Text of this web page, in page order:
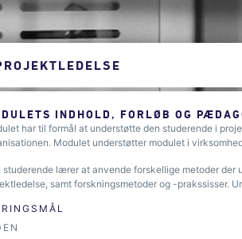
INDHOLD, FORLØB OG
har til formål at understøtte den studerende i
Modulet understøtter modulet i
studerende lærer at anvende forskellige metoder
samt forskningsmetoder og -prakssisser.